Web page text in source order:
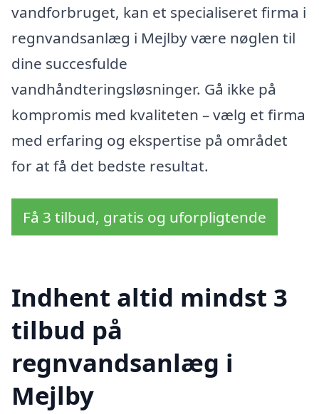
vandforbruget, kan et specialiseret firma i
regnvandsanlæg i Mejlby være nøglen til
dine succesfulde
vandhåndteringsløsninger. Gå ikke på
kompromis med kvaliteten – vælg et firma
med erfaring og ekspertise på området
for at få det bedste resultat.
Få 3 tilbud, gratis og uforpligtende
Indhent altid mindst 3
tilbud på
regnvandsanlæg i
Mejlby